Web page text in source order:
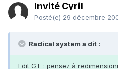
Invité Cyril
Posté(e) 29 décembre
Radical system a dit :
Edit GT : pensez à